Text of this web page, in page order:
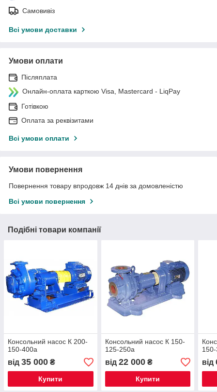
Самовивіз
Всі умови доставки
Умови оплати
Післяплата
Онлайн-оплата карткою Visa, Mastercard - LiqPay
Готівкою
Оплата за реквізитами
Всі умови оплати
Умови повернення
Повернення товару впродовж 14 днів за домовленістю
Всі умови повернення
Подібні товари компанії
Консольний насос К 200-
150-400а
від 35 000 ₴
Купити
Консольний насос К 150-
125-250а
від 22 000₴
Купити
від